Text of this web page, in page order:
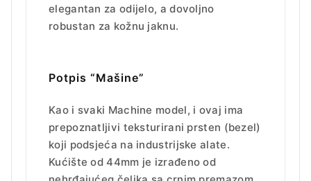
elegantan za odijelo, a dovoljno
robustan za kožnu jaknu.
Potpis “Mašine”
Kao i svaki Machine model, i ovaj ima
prepoznatljivi teksturirani prsten (bezel)
koji podsjeća na industrijske alate.
Kućište od 44mm je izrađeno od